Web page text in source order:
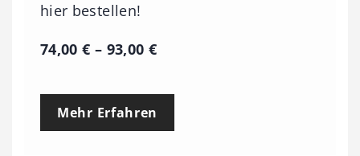
hier bestellen!
74,00€ – 93,00 €P
e
Mehr Erfahren